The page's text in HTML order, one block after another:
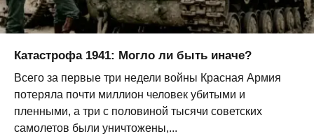
Катастрофа 1941: Могло ли быть иначе?
Всего за первые три недели войны Красная Армия
потеряла почти миллион человек убитыми и
пленными, а три с половиной тысячи советских
самолетов были уничтожены,...